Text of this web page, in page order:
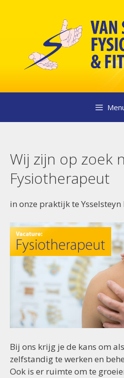
Wij zijn op zoek
Fysiotherapeut
in onze praktijk te
Bij ons krijg je de kans om
zelfstandig te werken en
Ook is er ruimte om te